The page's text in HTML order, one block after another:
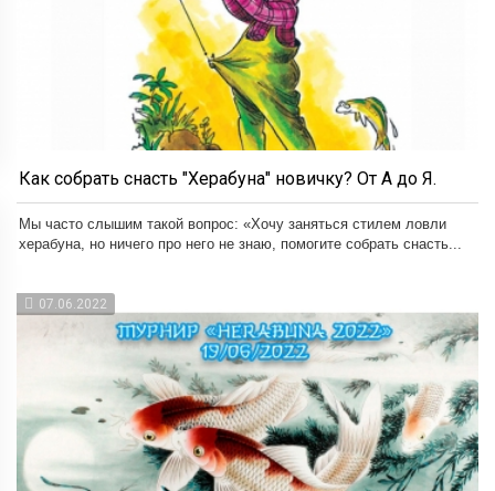
Как собрать снасть "Херабуна" новичку? От А до Я.
Мы часто слышим такой вопрос: «Хочу заняться стилем ловли
херабуна, но ничего про него не знаю, помогите собрать снасть...
07.06.2022